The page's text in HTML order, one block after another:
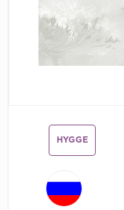
HYGGE